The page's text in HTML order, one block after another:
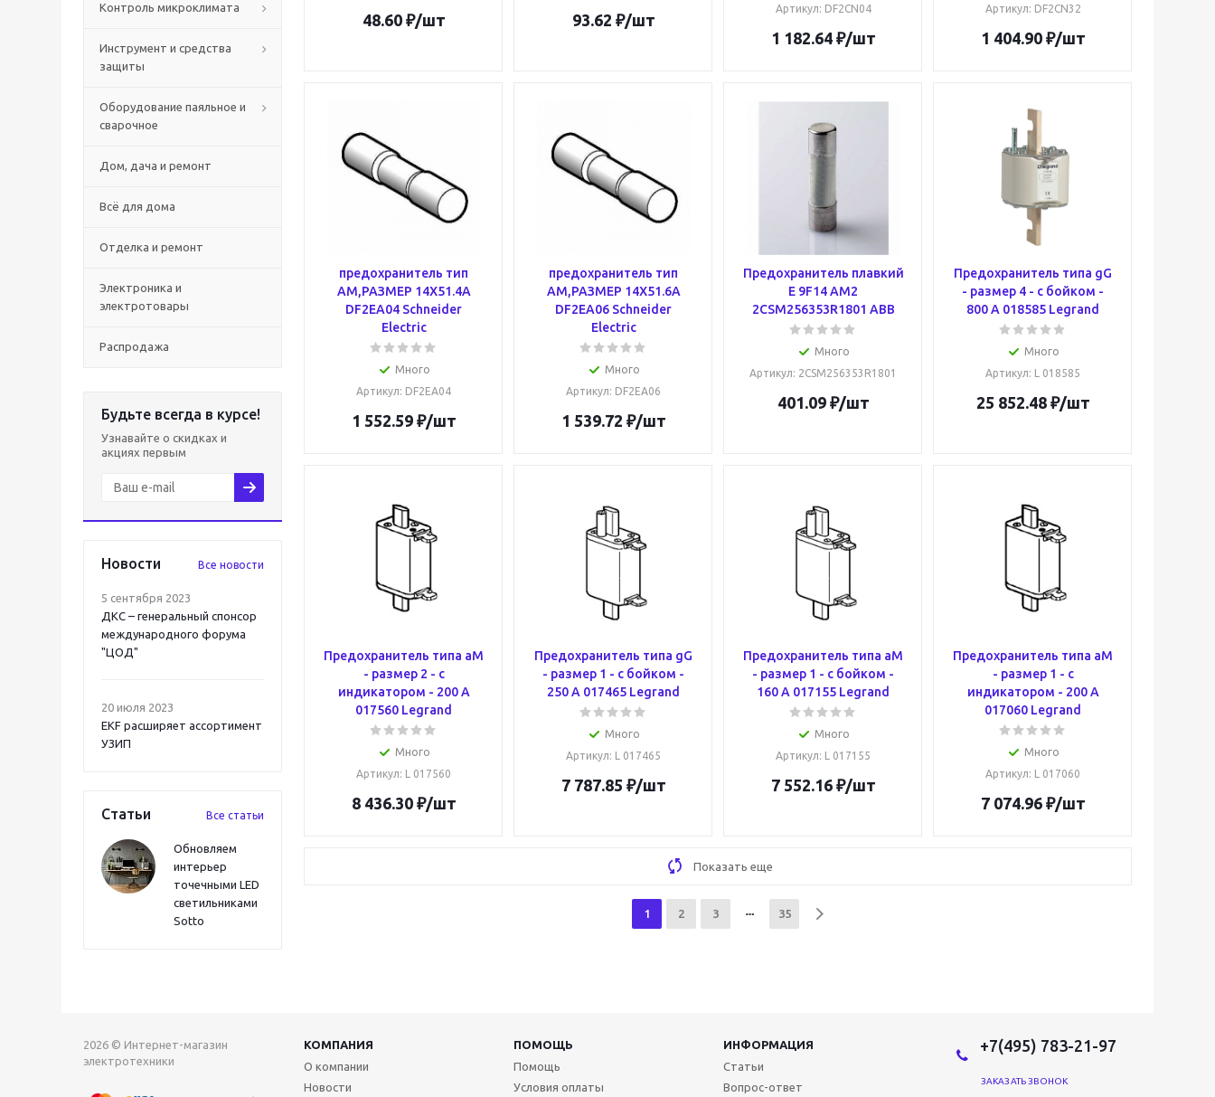
Контроль микроклимата
Инструмент и средства
защиты
Оборудование паяльное и
сварочное
Дом, дача и ремонт
Всё для дома
Отделка и ремонт
Электроника и
электротовары
Распродажа
Будьте всегда в курсе!
Узнавайте о скидках и
акциях первым
Новости Все новости
5 сентября 2023
ДКС – генеральный спонсор
международного форума
"ЦОД"
20 июля 2023
EKF расширяет ассортимент
УЗИП
Статьи Все статьи
Обновляем
интерьер
точечными LED
светильниками
Sotto
48.60₽/шт 93.62 ₽/шт
Артикул: DF2CN04
1 182.64₽/шт
Артикул: DF2CN32
1 404.90₽/шт
предохранитель тип
АМ,РАЗМЕР 14Х51.4А
DF2EA04 Schneider
Electric
Много
Артикул: DF2EA04
1 552.59₽/шт
предохранитель тип
АМ,РАЗМЕР 14Х51.6А
DF2EA06 Schneider
Electric
Много
Артикул: DF2EA06
1 539.72 ₽/шт
Предохранитель плавкий
E 9F14 AM2
2CSM256353R1801 ABB
Много
Артикул: 2CSM256353R1801
401.09₽/шт
Предохранитель типа gG
- размер 4 - с бойком -
800 A 018585 Legrand
Много
Артикул: L 018585
25 852.48₽/шт
Предохранитель типа aM
- размер 2 - с
индикатором - 200 A
017560 Legrand
Много
Артикул: L 017560
8 436.30₽/шт
Предохранитель типа gG
- размер 1 - с бойком -
250 A 017465 Legrand
Много
Артикул: L 017465
7 787.85 ₽/шт
Предохранитель типа aM
- размер 1 - с бойком -
160 A 017155 Legrand
Много
Артикул: L 017155
7 552.16₽/шт
Предохранитель типа aM
- размер 1 - с
индикатором - 200 A
017060 Legrand
Много
Артикул: L 017060
7 074.96₽/шт
Показать еще
1 2 3 35
2026 © Интернет-магазин
электротехники
КОМПАНИЯ ПОМОЩЬ
ИНФОРМАЦИЯ
О компании
Новости
Помощь
Условия оплаты
Статьи
Вопрос-ответ
+7(495) 783-21-97
ЗАКАЗАТЬ ЗВОНОК